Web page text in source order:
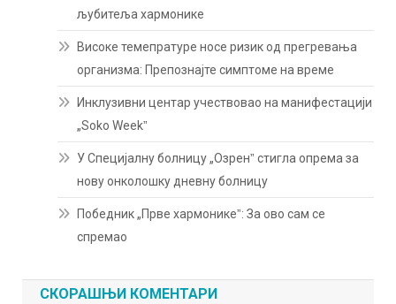
љубитеља хармонике
Високе темепратуре носе ризик од прегревања
организма: Препознајте симптоме на време
Инклузивни центар учествовао на манифестацији
„Soko Weekˮ
У Специјалну болницу „Озренˮ стигла опрема за
нову онколошку дневну болницу
Победник „Прве хармоникеˮ: За ово сам се
спремао
СКОРАШЊИ КОМЕНТАРИ